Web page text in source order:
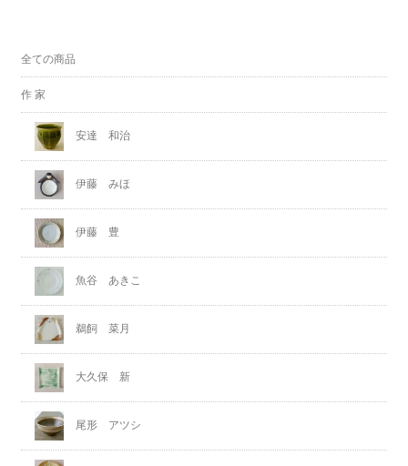
全ての商品
作 家
安達 和治
伊藤 みほ
伊藤 豊
魚谷 あきこ
鵜飼 菜月
大久保 新
尾形 アツシ